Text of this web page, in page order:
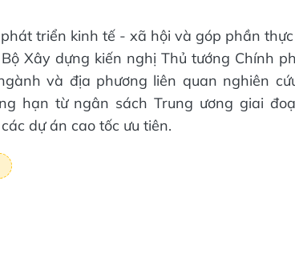
triển kinh tế - xã hội và góp phần
Xây dựng kiến nghị Thủ tướng Chính
và địa phương liên quan nghiên
hạn từ ngân sách Trung ương giai
dự án cao tốc ưu tiên.